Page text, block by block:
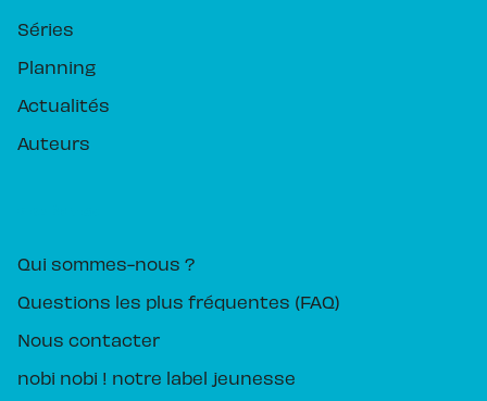
Séries
Planning
Actualités
Auteurs
Qui sommes-nous ?
Questions les plus fréquentes (FAQ)
Nous contacter
nobi nobi ! notre label jeunesse